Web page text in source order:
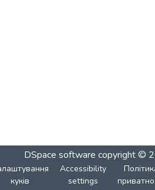
DSpace software copyright ©
куків
Accessibility
settings